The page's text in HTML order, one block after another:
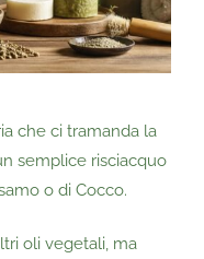
che ci tramanda la
semplice risciacquo
o di Cocco.
oli vegetali, ma